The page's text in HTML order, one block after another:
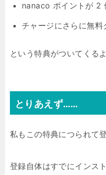
nanaco ポイントが 2
チャージにさらに無料
という特典がついてくる
とりあえず……
私もこの特典につられて
登録自体はすでにインス